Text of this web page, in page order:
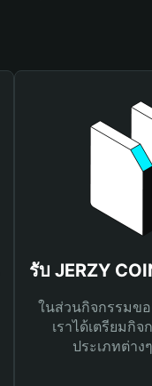
รับ JERZY
ในส่วนกิจกรรมข
เราได้เตรียมกิ
ประเภทต่า